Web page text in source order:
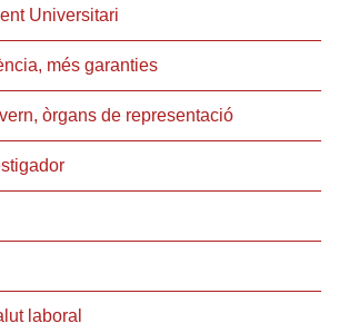
Universitari
més garanties
òrgans de representació
laboral